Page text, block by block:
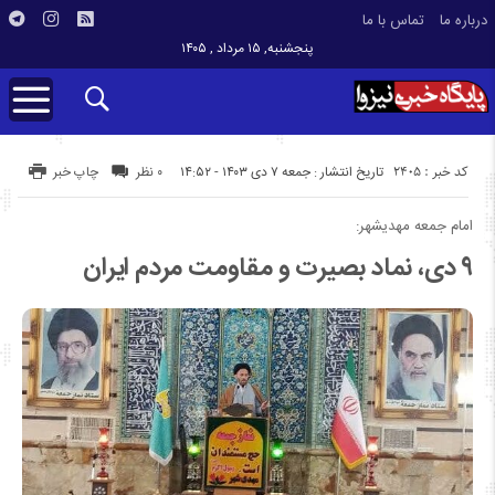
درباره ما تماس با ما
پنجشنبه, ۱۵ مرداد , ۱۴۰۵
تاریخ انتشار : جمعه ۷ دی ۱۴۰۳ - ۱۴:۵۲ کد خبر : 2405 چاپ خبر ۰ نظر
امام جمعه مهدیشهر:
۹ دی، نماد بصیرت و مقاومت مردم ایران